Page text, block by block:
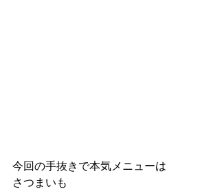
今回の手抜きで本気メニューは
さつまいも